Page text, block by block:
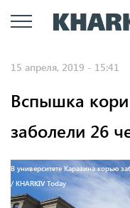
15 апреля, 2019 - 15:41
Вспышка
заболели 26
В университете Каразина корью
/ KHARKIV Today